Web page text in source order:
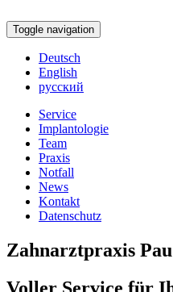
Toggle navigation
Deutsch
English
русский
Service
Implantologie
Team
Praxis
Notfall
News
Kontakt
Datenschutz
Zahnarztpraxis